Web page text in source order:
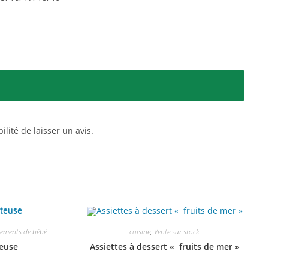
de laisser un avis.
de bébé cuisine, Vente sur stock
Assiettes à dessert « fruits de mer »